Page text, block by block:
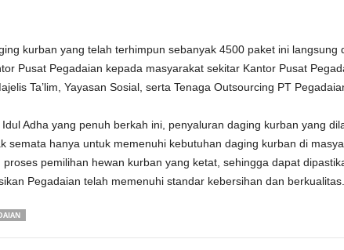
kurban yang telah terhimpun sebanyak 4500 paket ini langsung
Pusat Pegadaian kepada masyarakat sekitar Kantor Pusat
Ta’lim, Yayasan Sosial, serta Tenaga Outsourcing PT
Adha yang penuh berkah ini, penyaluran daging kurban yang
semata hanya untuk memenuhi kebutuhan daging kurban di
proses pemilihan hewan kurban yang ketat, sehingga dapat
Pegadaian telah memenuhi standar kebersihan dan